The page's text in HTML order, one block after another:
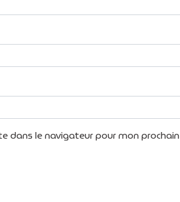
dans le navigateur pour mon prochain